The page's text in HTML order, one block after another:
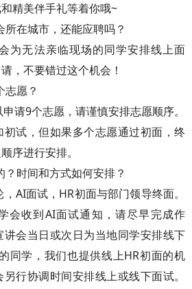
精美伴手礼等着你哦~
在城市，还能应聘吗？
为无法亲临现场的同学安排线上面
，不要错过这个机会！
志愿？
请9个志愿，请谨慎安排志愿顺序。
试，但如果多个志愿通过初面，终
序进行安排。
时间和方式如何安排？
AI面试，HR初面与部门领导终面。
会收到AI面试通知，请尽早完成作
会当日或次日为当地同学安排线下
同学，我们也提供线上HR初面的机
行协调时间安排线上或线下面试。